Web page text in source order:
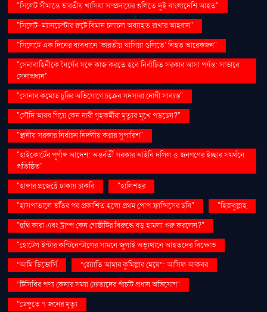
"সিলেট সীমান্তে ভারতীয় খাসিয়া সম্প্রদায়ের গুলিতে দুই বাংলাদেশি আহত"
"সিলেট-ম্যানচেস্টার রুটে বিমান চলাচল অব্যাহত রাখার আহ্বান"
"সিলেটে এক দিনের ব্যবধানে ‘ভারতীয় খাসিয়া গু‌লিতে’ নিহত আরেকজন"
"সেনাবাহিনীকে ধৈর্যের সঙ্গে কাজ করতে হবে নির্বাচিত সরকার আসা পর্যন্ত: সাভারে
সেনাপ্রধান"
"সোনার কমোড চুরির অভিযোগে চক্রের সদস্যরা দোষী সাব্যস্ত"
"সৌদি আরব গিয়ে কেন নারী গৃহকর্মীরা মৃত্যুর মুখে পড়ছেন?"
"স্থানীয় সরকার নির্বাচন নির্দলীয় করার সুপারিশ"
"হাইকোর্টের পূর্ণাঙ্গ আদেশ: অন্তর্বর্তী সরকার আইনি দলিল ও জনগণের ইচ্ছার সমর্থনে
প্রতিষ্ঠিত"
"হাঙ্গার প্রজেক্টে ঢাকায় চাকরি
"হালিশহর
"হাসপাতালে ভর্তির পর প্রকাশিত হলো প্রথম পোপ ফ্রান্সিসের ছবি"
"হিজবুল্লাহ
"হুথি কারা এবং ট্রাম্প কেন গোষ্ঠীটির বিরুদ্ধে বড় হামলা শুরু করলেন?"
"হোটেল ইন্টার কন্টিনেন্টালের সামনে জুলাই অভ্যুত্থানে আহতদের বিক্ষোভ
“আমি ডিভোর্সি
“জ্যোতি আমার কুমিল্লার মেয়ে”: আসিফ আকবর
“টিসিবির পণ্য কেনার সময় ক্রেতাদের পাঁচটি প্রধান অভিযোগ”
“ডেঙ্গুতে ৭ জনের মৃত্যু